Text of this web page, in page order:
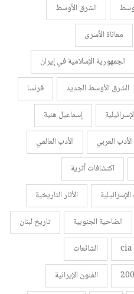
الشرق الأوسط
معاناة الأسرى
الجمهورية الإسلامية في إيران
الشرق الأوسط الجديد
فرنسا
إسماعيل هنية
الأدب العربي
الأدب العالمي
اكتشافات أثرية
الأثار التاريخية
الضاحية الجنوبية
تاريخ لبنان
الشائعات
الفنون الإيرانية